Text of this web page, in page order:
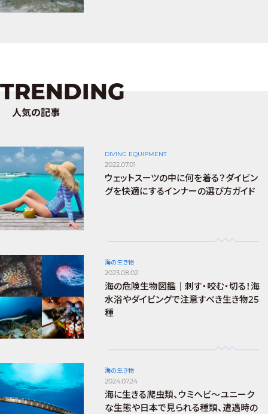
TRENDING
人気の記事
DIVING EQUIPMENT
2022.07.01
ウェットスーツの中に何を着る？ダイビン
グを快適にするインナーの選び方ガイド
海の生き物
2023.08.02
海の危険生物図鑑｜刺す・咬む・切る！海
水浴やダイビングで注意すべき生き物25
種
海の生き物
2024.07.24
海に生きる爬虫類、ウミヘビ～ユニーク
な生態や日本で見られる種類、遭遇時の